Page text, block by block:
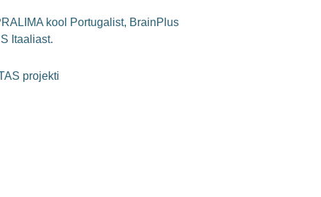
kool Portugalist, BrainPlus
Itaaliast.
projekti